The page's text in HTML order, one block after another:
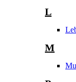
L
M